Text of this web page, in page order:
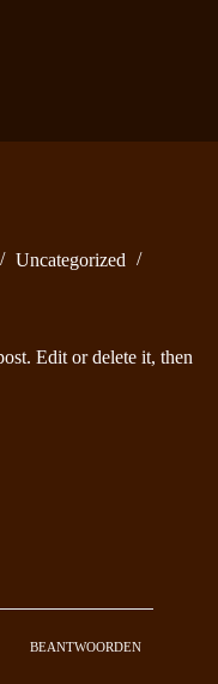
Uncategorized
Edit or delete it, then
BEANTWOORDEN